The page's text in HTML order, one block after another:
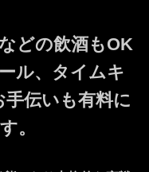
どの飲酒もOK
ル、タイムキ
伝いも有料に
。